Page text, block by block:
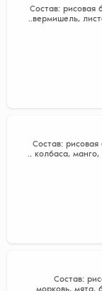
Состав: рисовая
вермишель,
Состав: рисовая
колбаса, манго,
Состав:
морковь, мята,